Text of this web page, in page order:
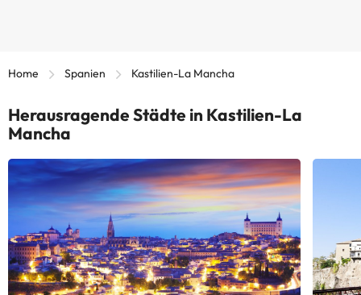
Home Spanien Kastilien-La Mancha
Herausragende Städte in Kastilien-La
Mancha